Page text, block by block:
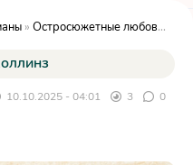
» Остросюжетные любовные романы
10.10.2025 - 04:01 3 0